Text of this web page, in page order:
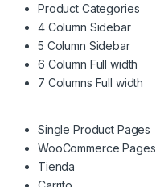
Product Categories
4 Column Sidebar
5 Column Sidebar
6 Column Full width
7 Columns Full width
Single Product Pages
WooCommerce Pages
Tienda